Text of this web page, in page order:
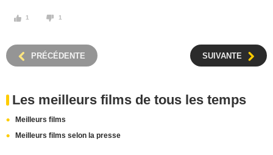
1 1
PRÉCÉDENTE SUIVANTE
Les meilleurs films de tous les temps
Meilleurs films
Meilleurs films selon la presse